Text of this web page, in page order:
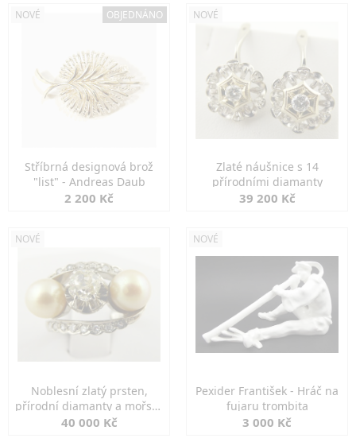
NOVÉ OBJEDNÁNO
Stříbrná designová brož
"list" - Andreas Daub
2 200 Kč
NOVÉ
Zlaté náušnice s 14
přírodními diamanty
39 200 Kč
NOVÉ
Noblesní zlatý prsten,
přírodní diamanty a mořské
perly
40 000 Kč
NOVÉ
Pexider František - Hráč na
fujaru trombita
3 000 Kč